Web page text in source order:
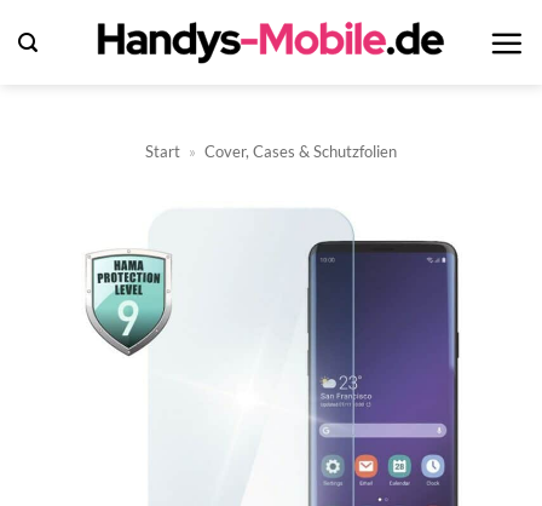
Inhalt
Start » Cover, Cases & Schutzfolien